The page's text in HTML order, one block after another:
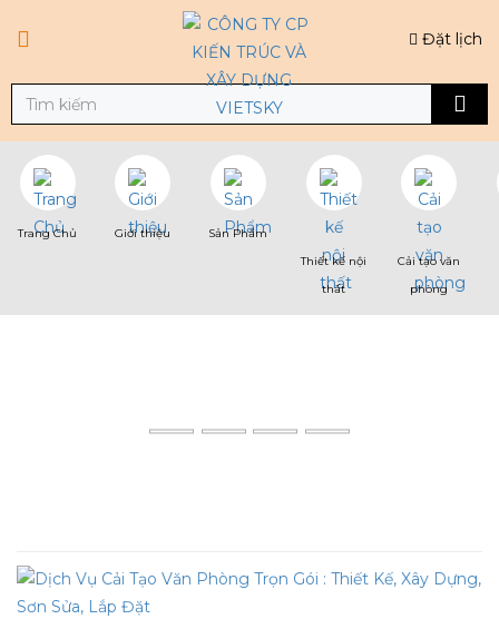
Đặt lịch
Trang Chủ Giới thiệu
Sản Phẩm
Thiết kế nội
thất
Cải tạo văn
phòng